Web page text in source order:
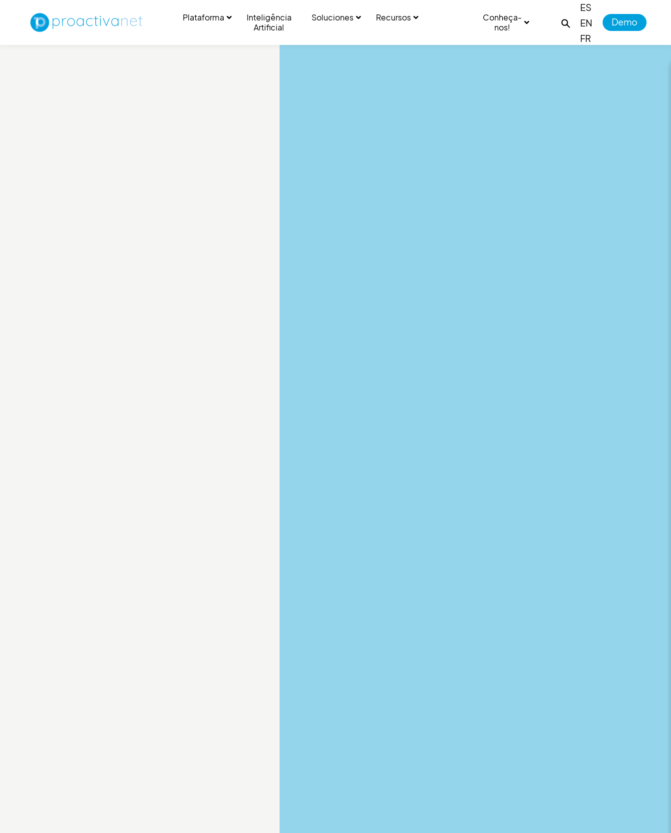
Plataforma
Inteligência
Artificial
Soluciones Recursos
Conheça-
nos!
ES
EN
FR
Demo